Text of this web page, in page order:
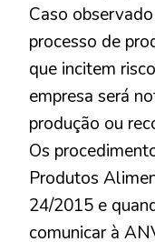
Caso
processo de
que incitem
empresa será
produção ou
Os
Produtos
24/2015 e
comunicar à